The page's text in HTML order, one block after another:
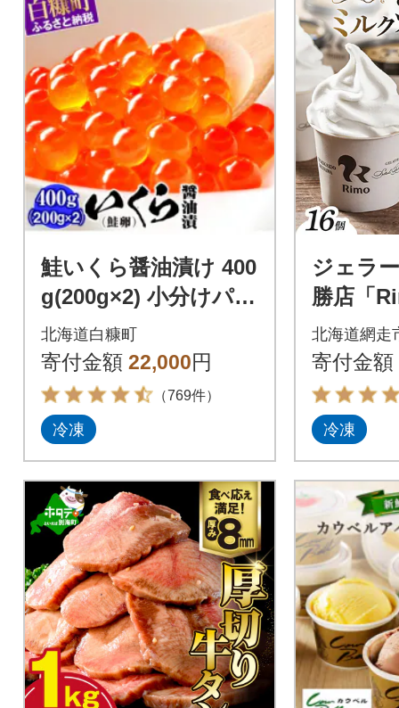
鮭いくら醤油漬け 400
g(200g×2) 小分けパッ
ク
北海道白糠町
寄付金額 22,000円
（769件）
冷凍
ジェラ
勝店「
ソフト
セット
北海道網走
寄付金額
冷凍